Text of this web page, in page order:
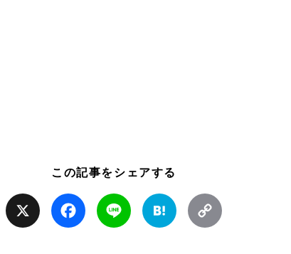
この記事をシェアする
Facebook Line Hatena